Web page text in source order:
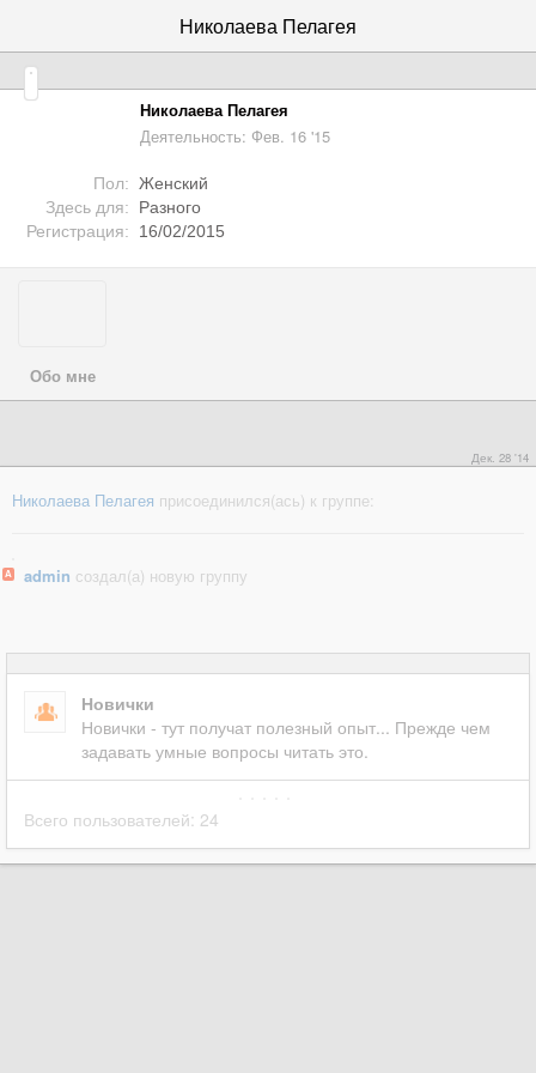
Николаева Пелагея
Николаева Пелагея
Деятельность: Фев. 16 '15
Пол: Женский
Здесь для:
Разного
Регистрация:
16/02/2015
Обо мне
Дек. 28 '14
Николаева Пелагея присоединился(ась) к группе:
А admin создал(а) новую группу
Новички
Новички - тут получат полезный опыт... Прежде чем
задавать умные вопросы читать это.
Всего пользователей: 24